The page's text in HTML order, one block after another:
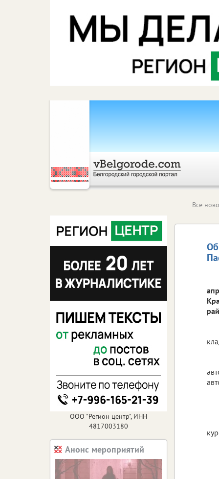
Все
ООО "Регион центр", ИНН
4817003180
Анонс мероприятий